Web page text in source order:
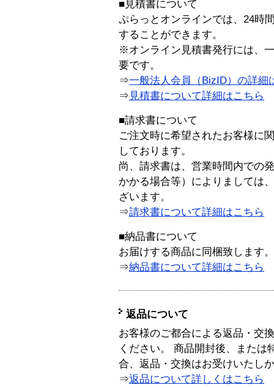
■見積書について
ぷらっとオンラインでは、24時
することができます。
※オンライン見積書発行には、
要です。
⇒一般法人会員（BizID）の詳細
⇒ 見積書について詳細はこちら
■請求書について
ご注文時に希望されたお客様に
しております。
尚、請求書は、営業時間内での
かかる場合等）によりましては
ざいます。
⇒請求書について詳細はこちら
■納品書について
お届けする商品に同梱致します。
⇒納品書について詳細はこちら
返品について
お客様のご都合による返品・交
ください。 商品開封後、または
合、返品・交換はお受けいたし
⇒返品について詳しくはこちら